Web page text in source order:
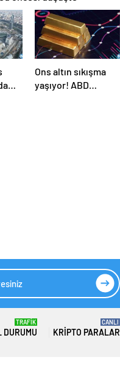
Ons altın sıkışma
yaşıyor! ABD
DURUMU
TRAFİK
KRIPTO PARALAR
CANLI